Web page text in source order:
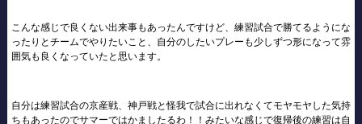
こんな感じで良くない出来事もあったんですけど、練習試合で勝てるようにな
ったりとチームでやりたいこと、自分のしたいプレーも少しずつ形になって雰
囲気も良くなっていたと思います。
自分は練習試合の京産戦、神戸戦と怪我で試合に出れなくてモヤモヤした気持
ちもあったのでサマーではかましたるわ！！みたいな感じで復帰後の練習は自